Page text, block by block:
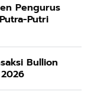
Pengurus
Putri
Bullion